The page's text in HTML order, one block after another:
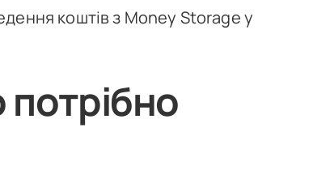
коштів з Money Storage у